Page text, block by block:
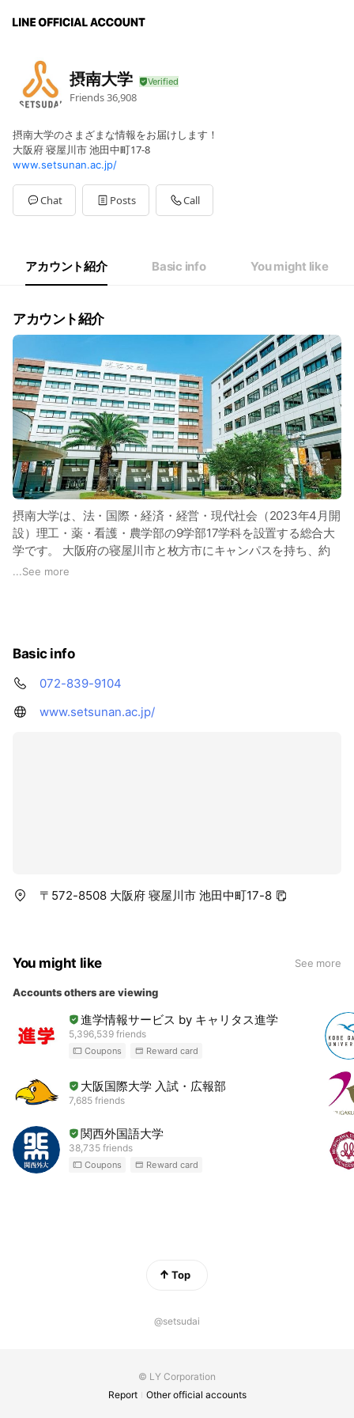
摂南大学
Friends36,908
摂南大学のさまざまな情報をお届けします！
大阪府 寝屋川市 池田中町17-8
www.setsunan.ac.jp/
Chat Posts Call
アカウント紹介 Basic info You might like
アカウント紹介
摂南大学は、法・国際・経済・経営・現代社会（2023年4月開
設）理工・薬・看護・農学部の9学部17学科を設置する総合大
学です。 大阪府の寝屋川市と枚方市にキャンパスを持ち、約
9,300人の学生が学んでいます。 心の通った少人数教育と実践
す。
...See more
Basic info
072-839-9104
www.setsunan.ac.jp/
〒572-8508 大阪府 寝屋川市 池田中町17-8
You might like See more
Accounts others are viewing
進学情報サービス by キャリタス進学
5,396,539 friends
Coupons Reward card
大阪国際大学 入試・広報部
7,685 friends
関西外国語大学
38,735 friends
Coupons Reward card
Top
@setsudai
© LY Corporation
Report
Other official accounts